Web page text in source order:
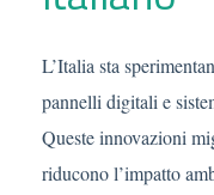
L’Italia sta
pannelli digitali e
Queste innovazioni
riducono l’impatto